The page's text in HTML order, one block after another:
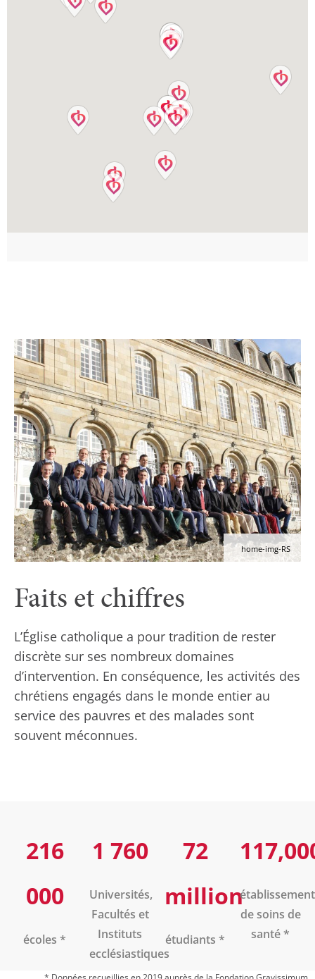
home-img-RS
Faits et chiffres
L’Église catholique a pour tradition de rester
discrète sur ses nombreux domaines
d’intervention. En conséquence, les activités des
chrétiens engagés dans le monde entier au
service des pauvres et des malades sont
souvent méconnues.
216
000
écoles *
1 760
Universités,
Facultés et
Instituts
ecclésiastiques
72
million
étudiants *
de soins de
santé *